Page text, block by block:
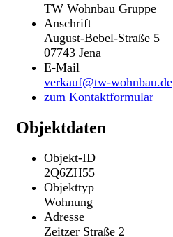
TW Wohnbau Gruppe
Anschrift
August-Bebel-Straße 5
07743 Jena
E-Mail
verkauf@tw-wohnbau.de
zum Kontaktformular
Objektdaten
Objekt-ID
2Q6ZH55
Objekttyp
Wohnung
Adresse
Zeitzer Straße 2